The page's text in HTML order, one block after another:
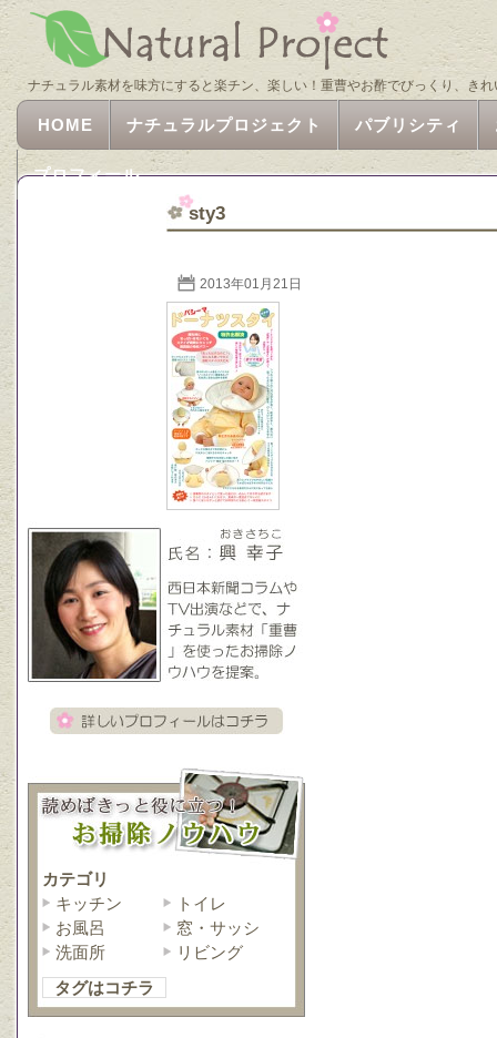
ナチュラル素材を味方にすると楽チン、楽しい！重曹やお酢でびっくり、きれ
HOME ナチュラルプロジェクト パブリシティ
プロフィール
sty3
2013年01月21日
カテゴリ
キッチン
トイレ
お風呂
窓・サッシ
洗面所
リビング
タグはコチラ